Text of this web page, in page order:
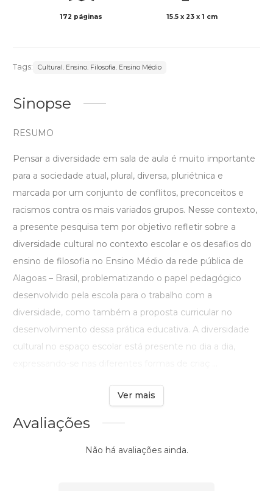
172 páginas 15.5 x 23 x 1 cm
Tags: Cultural. Ensino. Filosofia. Ensino Médio
Sinopse
RESUMO
Pensar a diversidade em sala de aula é muito importante
para a sociedade atual, plural, diversa, pluriétnica e
marcada por um conjunto de conflitos, preconceitos e
racismos contra os mais variados grupos. Nesse contexto,
a presente pesquisa tem por objetivo refletir sobre a
diversidade cultural no contexto escolar e os desafios do
ensino de filosofia no Ensino Médio da rede pública de
Alagoas – Brasil, problematizando o papel pedagógico
desenvolvido pela escola para o trabalho com a
diversidade, como também a proposta curricular no
desenvolvimento dessa prática educativa. A diversidade
cultural no espaço escolar está presente no dia a dia,
Ver mais
Avaliações
Não há avaliações ainda.